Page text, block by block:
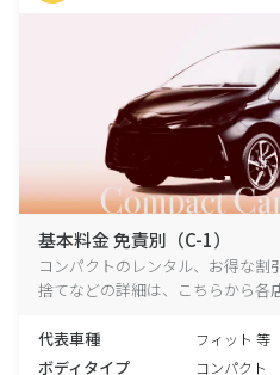
基本料金 免責別（C-1）
コンパクトのレンタル、お得な割
捨てなどの詳細は、こちらから各
代表車種 フィット 等
ボディタイプ コンパクト